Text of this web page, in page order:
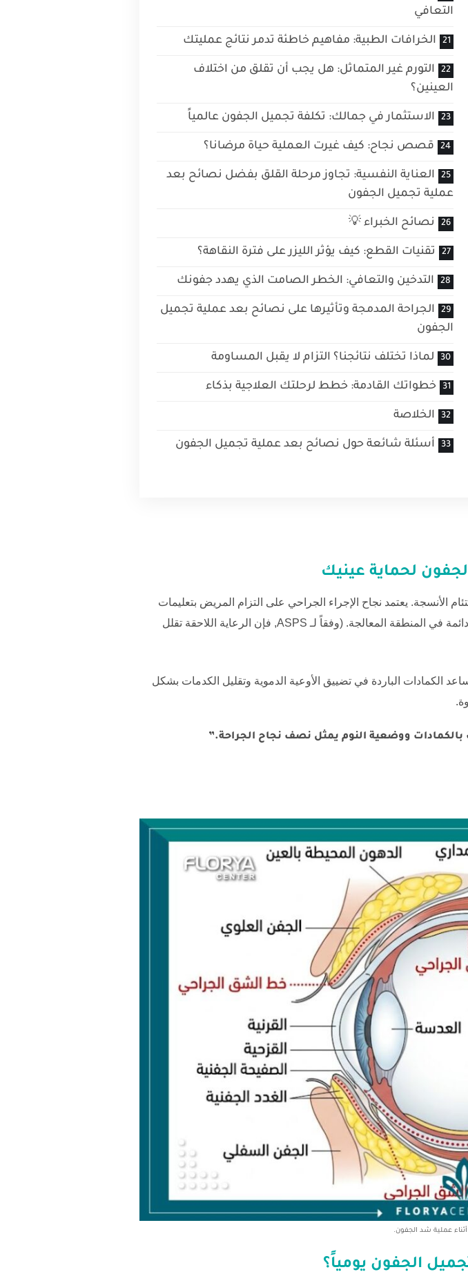
التعافي
الخرافات الطبية: مفاهيم خاطئة تدمر نتائج عمليتك
التورم غير المتماثل: هل يجب أن تقلق من اختلاف
العينين؟
الاستثمار في جمالك: تكلفة تجميل الجفون عالمياً
قصص نجاح: كيف غيرت العملية حياة مرضانا؟
العناية النفسية: تجاوز مرحلة القلق بفضل نصائح بعد
عملية تجميل الجفون
نصائح الخبراء 💡
تقنيات القطع: كيف يؤثر الليزر على فترة النقاهة؟
التدخين والتعافي: الخطر الصامت الذي يهدد جفونك
الجراحة المدمجة وتأثيرها على نصائح بعد عملية تجميل
الجفون
لماذا تختلف نتائجنا؟ التزام لا يقبل المساومة
خطواتك القادمة: خطط لرحلتك العلاجية بذكاء
الخلاصة
أسئلة شائعة حول نصائح بعد عملية تجميل الجفون
لحماية عينيك
الأنسجة. يعتمد نجاح الإجراء الجراحي على التزام المريض بتعليمات
في المنطقة المعالجة. (وفقاً لـ ASPS, فإن الرعاية اللاحقة تقلل
الكمادات الباردة في تضييق الأوعية الدموية وتقليل الكدمات بشكل
بالكمادات ووضعية النوم يمثل نصف نجاح الجراحة.”
عملية شد الجفون.
الجفون يومياً؟